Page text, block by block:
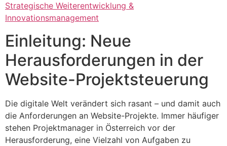
Strategische Weiterentwicklung &
Innovationsmanagement
Einleitung: Neue
Herausforderungen in der
Website-Projektsteuerung
Die digitale Welt verändert sich rasant – und damit auch
die Anforderungen an Website-Projekte. Immer häufiger
stehen Projektmanager in Österreich vor der
Herausforderung, eine Vielzahl von Aufgaben zu